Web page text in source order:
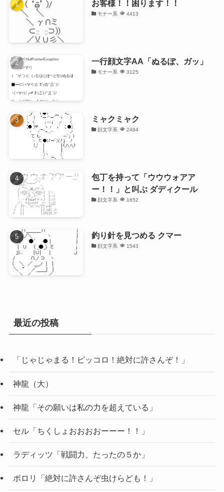
お客様！！困ります！！
モナー系 4413
一行顔文字AA「ぬるぽ、ガッ」
モナー系 3125
ミャクミャク
顔文字系 2494
包丁を持って「ウウウォアア
ー！！」と叫ぶ ダディクール
顔文字系 1652
釣り針を見つめる クマー
顔文字系 1543
最近の投稿
「じゃじゃまる！ピッコロ！絶対に許さんぞ！」
神龍（大）
神龍「その願いは私の力を超えている」
セル「ちくしょおおおおーーー！！」
ラディッツ「戦闘力、たったの５か」
ポロリ「絶対に許さんぞ虫けらども！」